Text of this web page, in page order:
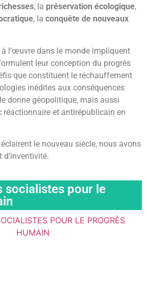
, la préservation écologique,
, la conquête de nouveaux
l’œuvre dans le monde impliquent
leur conception du progrès
que constituent le réchauffement
inédites aux conséquences
donne géopolitique, mais aussi
réactionnaire et antirépublicain en
le nouveau siècle, nous avons
d’inventivité.
socialistes pour le
POUR LE PROGRÈS
HUMAIN